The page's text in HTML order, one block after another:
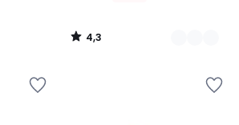
4,3
/